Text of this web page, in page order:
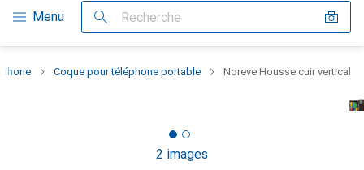
Navigation par catégorie
Menu Recherche
Coque pour téléphone portable Noreve Housse cuir vertical
2 images